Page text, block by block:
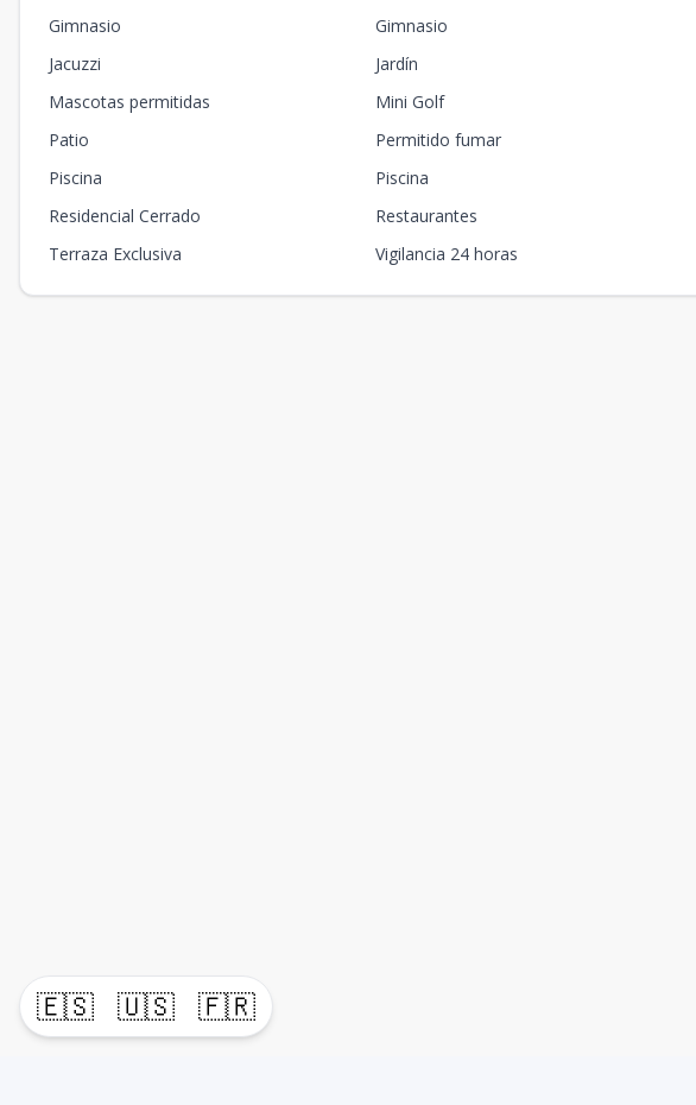
🇪🇸 🇺🇸 🇫🇷
Gimnasio
Gimnasio
Jacuzzi
Jardín
Mascotas permitidas
Mini Golf
Patio
Permitido fumar
Piscina
Piscina
Residencial Cerrado
Restaurantes
Terraza Exclusiva
Vigilancia 24 horas